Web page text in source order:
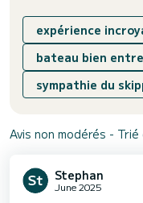
expérience
bateau bien
sympathie du
Avis non modérés -
Stephan
June 2025